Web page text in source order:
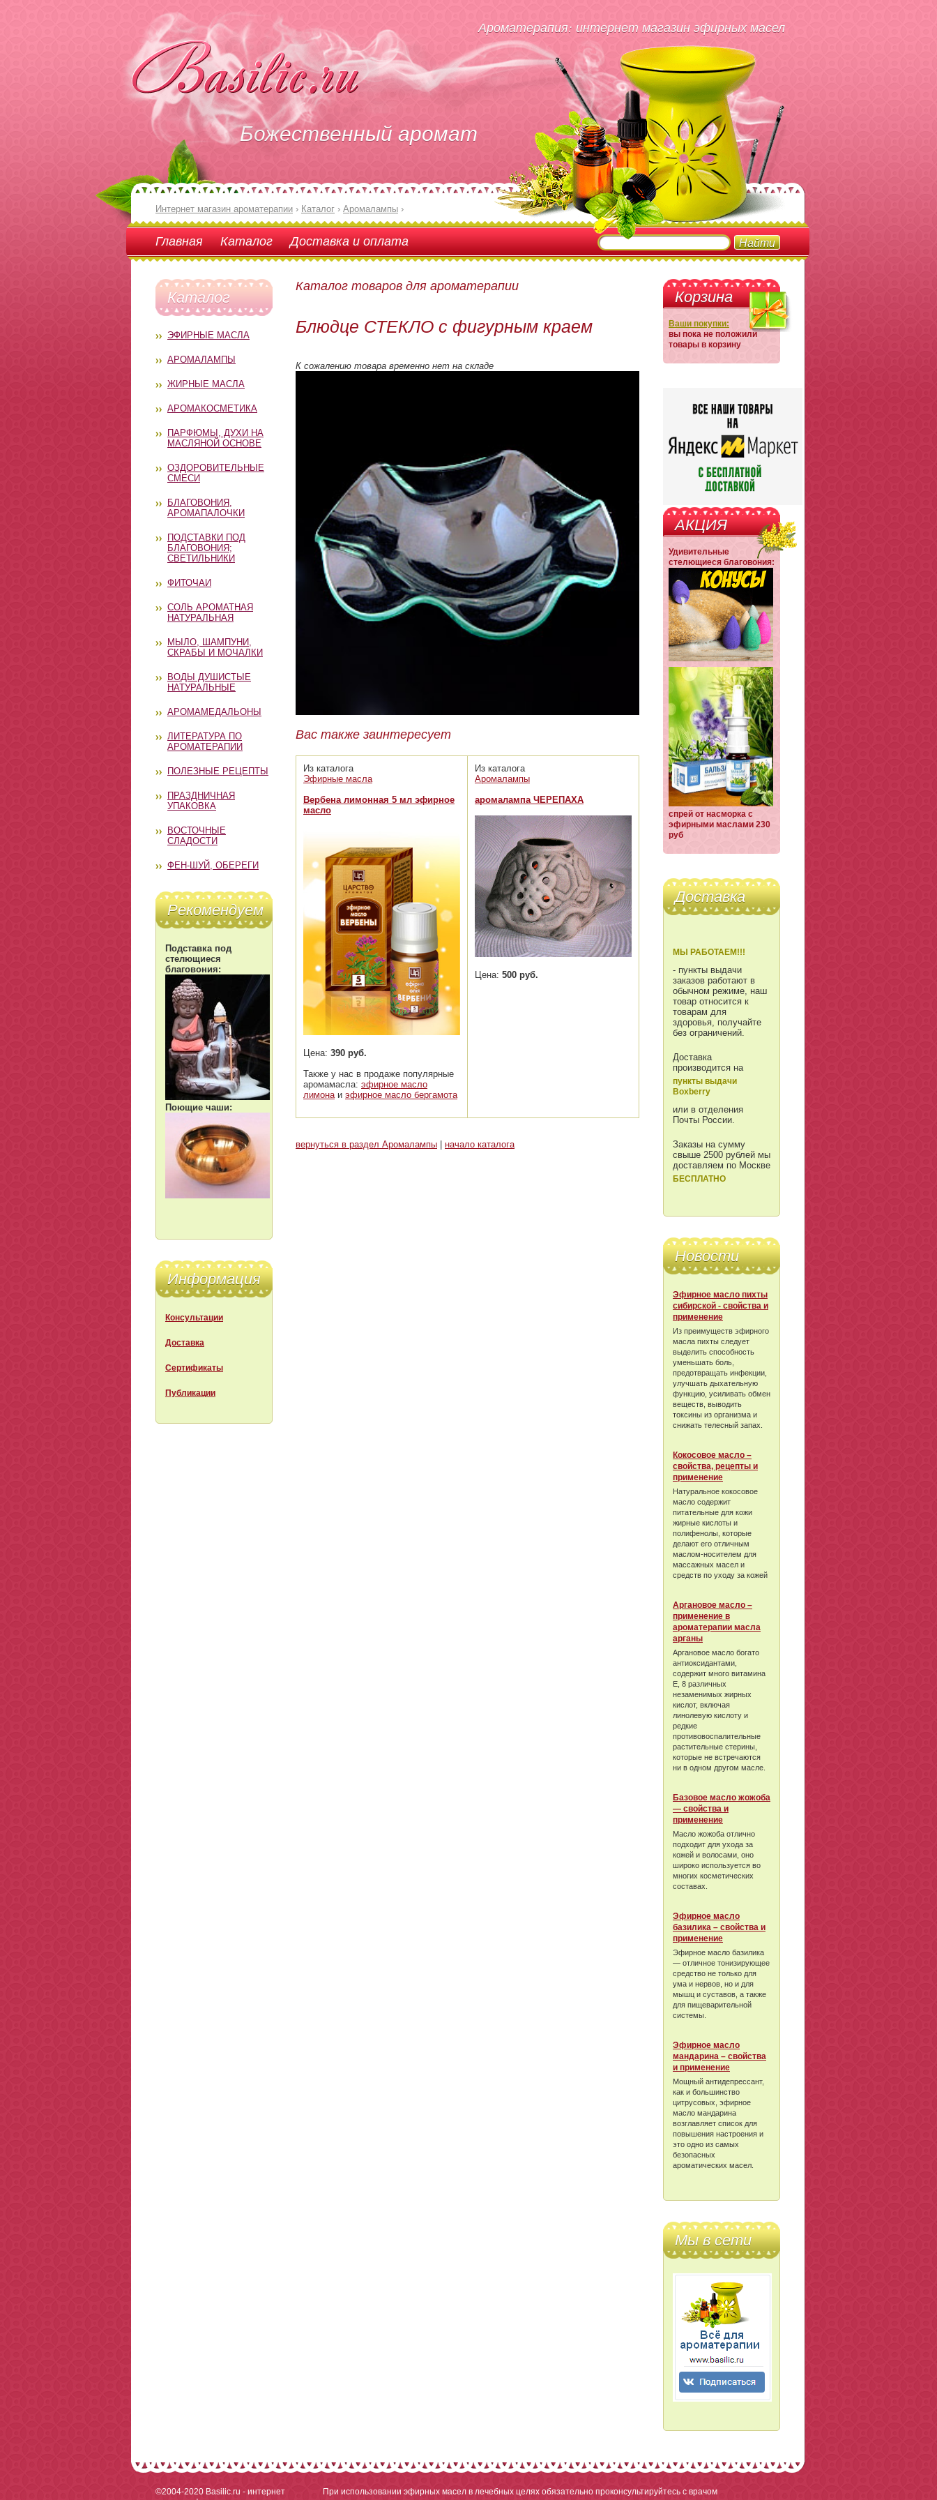
Божественный аромат
Ароматерапия: интернет магазин эфирных масел
Интернет магазин ароматерапии › Каталог › Аромалампы ›
Главная Каталог Доставка и оплата
Каталог
ЭФИРНЫЕ МАСЛА
АРОМАЛАМПЫ
ЖИРНЫЕ МАСЛА
АРОМАКОСМЕТИКА
ПАРФЮМЫ, ДУХИ НА
МАСЛЯНОЙ ОСНОВЕ
ОЗДОРОВИТЕЛЬНЫЕ
СМЕСИ
БЛАГОВОНИЯ,
АРОМАПАЛОЧКИ
ПОДСТАВКИ ПОД
БЛАГОВОНИЯ;
СВЕТИЛЬНИКИ
ФИТОЧАИ
СОЛЬ АРОМАТНАЯ
НАТУРАЛЬНАЯ
МЫЛО, ШАМПУНИ,
СКРАБЫ И МОЧАЛКИ
ВОДЫ ДУШИСТЫЕ
НАТУРАЛЬНЫЕ
АРОМАМЕДАЛЬОНЫ
ЛИТЕРАТУРА ПО
АРОМАТЕРАПИИ
ПОЛЕЗНЫЕ РЕЦЕПТЫ
ПРАЗДНИЧНАЯ
УПАКОВКА
ВОСТОЧНЫЕ
СЛАДОСТИ
ФЕН-ШУЙ, ОБЕРЕГИ
Рекомендуем
Подставка под
стелющиеся
благовония:
Поющие чаши:
Информация
Консультации
Доставка
Сертификаты
Публикации
Каталог товаров для ароматерапии
Блюдце СТЕКЛО с фигурным краем
К сожалению товара временно нет на складе
Вас также заинтересует
Из каталога
Эфирные масла
Вербена лимонная 5 мл эфирное
масло
Цена: 390 руб.
Также у нас в продаже популярные
аромамасла: эфирное масло
лимонаи эфирное масло бергамота
Из каталога
Аромалампы
аромалампа ЧЕРЕПАХА
Цена: 500 руб.
вернуться в раздел Аромалампы начало каталога
Корзина
Ваши покупки:
вы пока не положили
товары в корзину
АКЦИЯ
Удивительные
стелющиеся благовония:
спрей от насморка с
эфирными маслами 230
руб
Доставка
МЫ РАБОТАЕМ!!!
- пункты выдачи
заказов работают в
обычном режиме, наш
товар относится к
товарам для
здоровья, получайте
без ограничений.
Доставка
производится на
пункты выдачи
Boxberry
или в отделения
Почты России.
Заказы на сумму
свыше 2500 рублей мы
доставляем по Москве
БЕСПЛАТНО
Новости
Эфирное масло пихты
сибирской - свойства и
применение
Из преимуществ эфирного
масла пихты следует
выделить способность
уменьшать боль,
предотвращать инфекции,
улучшать дыхательную
функцию, усиливать обмен
веществ, выводить
токсины из организма и
снижать телесный запах.
Кокосовое масло –
свойства, рецепты и
применение
Натуральное кокосовое
масло содержит
питательные для кожи
жирные кислоты и
полифенолы, которые
делают его отличным
маслом-носителем для
массажных масел и
средств по уходу за кожей
Аргановое масло –
применение в
ароматерапии масла
арганы
Аргановое масло богато
антиоксидантами,
содержит много витамина
Е, 8 различных
незаменимых жирных
кислот, включая
линолевую кислоту и
редкие
противовоспалительные
растительные стерины,
которые не встречаются
ни в одном другом масле.
Базовое масло жожоба
— свойства и
применение
Масло жожоба отлично
подходит для ухода за
кожей и волосами, оно
широко используется во
многих косметических
составах.
Эфирное масло
базилика – свойства и
применение
Эфирное масло базилика
— отличное тонизирующее
средство не только для
ума и нервов, но и для
мышц и суставов, а также
для пищеварительной
системы.
Эфирное масло
мандарина – свойства
и применение
Мощный антидепрессант,
как и большинство
цитрусовых, эфирное
масло мандарина
возглавляет список для
повышения настроения и
это одно из самых
безопасных
ароматических масел.
Мы в сети
©2004-2020 Basilic.ru - интернет
При использовании эфирных масел в лечебных целях обязательно проконсультируйтесь с врачом